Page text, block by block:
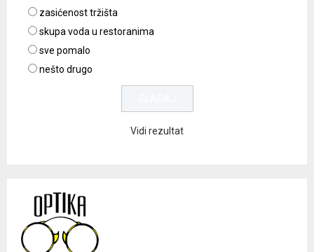
zasićenost tržišta
skupa voda u restoranima
sve pomalo
nešto drugo
Vidi rezultat